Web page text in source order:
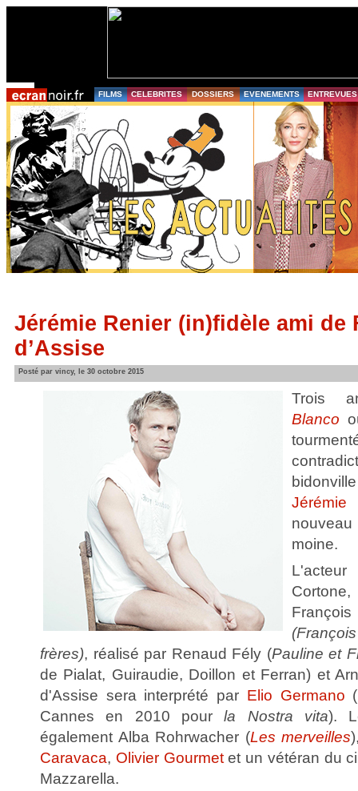
FILMS CELEBRITES DOSSIERS EVENEMENTS ENTREVUES
Jérémie Renier (in)fidèle ami de
d’Assise
Posté par vincy, le 30 octobre 2015
Trois
Blanco
Jérémie
moine.
frères), réalisé par Renaud Fély (Pauline et
de Pialat, Guiraudie, Doillon et Ferran) et
d'Assise sera interprété par Elio Germano
Cannes en 2010 pourla Nostra vita).
également Alba Rohrwacher (Les merveilles
Caravaca, Olivier Gourmetet un vétéran du
Mazzarella.